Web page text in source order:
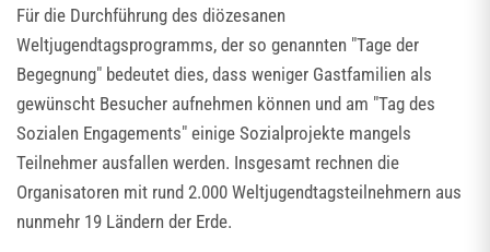
Für die Durchführung des diözesanen
Weltjugendtagsprogramms, der so genannten "Tage der
Begegnung" bedeutet dies, dass weniger Gastfamilien als
gewünscht Besucher aufnehmen können und am "Tag des
Sozialen Engagements" einige Sozialprojekte mangels
Teilnehmer ausfallen werden. Insgesamt rechnen die
Organisatoren mit rund 2.000 Weltjugendtagsteilnehmern aus
nunmehr 19 Ländern der Erde.